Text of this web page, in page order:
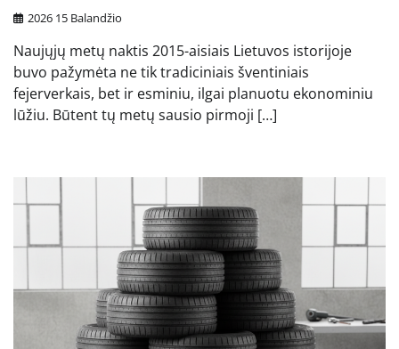
2026 15 Balandžio
Naujųjų metų naktis 2015-aisiais Lietuvos istorijoje
buvo pažymėta ne tik tradiciniais šventiniais
fejerverkais, bet ir esminiu, ilgai planuotu ekonominiu
lūžiu. Būtent tų metų sausio pirmoji […]